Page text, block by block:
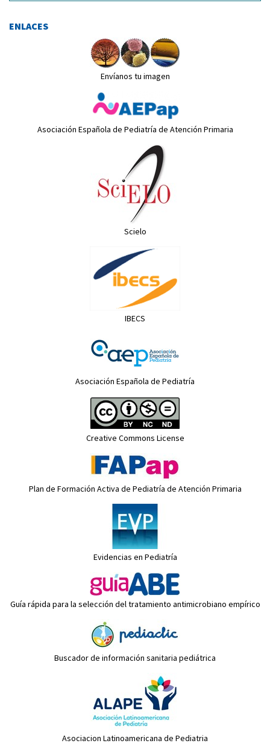
ENLACES
Envíanos tu imagen
Asociación Española de Pediatría de Atención Primaria
Scielo
IBECS
Asociación Española de Pediatría
Creative Commons License
Plan de Formación Activa de Pediatría de Atención Primaria
Evidencias en Pediatría
Guía rápida para la selección del tratamiento antimicrobiano empírico
Buscador de información sanitaria pediátrica
Asociacion Latinoamericana de Pediatria